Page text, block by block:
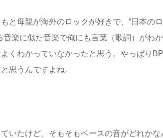
と母親が海外のロックが好きで、“日本のロ
楽に似た音楽で俺にも言葉（歌詞）がわ
くわかっていなかったと思う。やっぱり
思うんですよね。
いたけど、そもそもベースの音がどれかな